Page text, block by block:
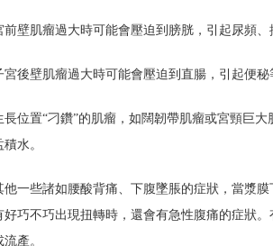
前壁肌瘤過大時可能會壓迫到膀胱，引起尿頻、
宮後壁肌瘤過大時可能會壓迫到直腸，引起便秘
長位置“刁鑽”的肌瘤，如闊韌帶肌瘤或宮頸巨
水。
他一些諸如腰酸背痛、下腹墜脹的症狀，當漿
好巧不巧出現扭轉時，還會有急性腹痛的症狀
產。